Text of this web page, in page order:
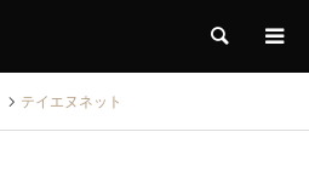
検索
テイエヌネット